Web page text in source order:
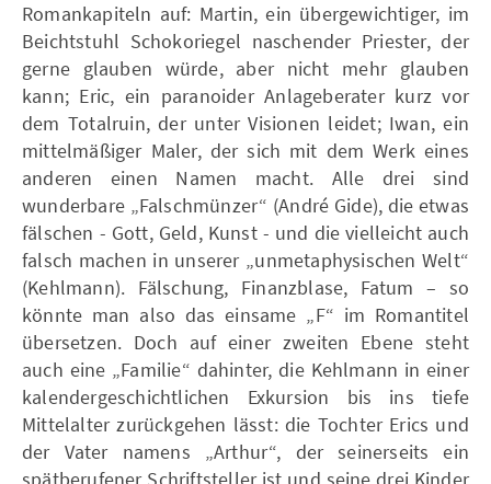
Romankapiteln auf: Martin, ein übergewichtiger, im
Beichtstuhl Schokoriegel naschender Priester, der
gerne glauben würde, aber nicht mehr glauben
kann; Eric, ein paranoider Anlageberater kurz vor
dem Totalruin, der unter Visionen leidet; Iwan, ein
mittelmäßiger Maler, der sich mit dem Werk eines
anderen einen Namen macht. Alle drei sind
wunderbare „Falschmünzer“ (André Gide), die etwas
fälschen - Gott, Geld, Kunst - und die vielleicht auch
falsch machen in unserer „unmetaphysischen Welt“
(Kehlmann). Fälschung, Finanzblase, Fatum – so
könnte man also das einsame „F“ im Romantitel
übersetzen. Doch auf einer zweiten Ebene steht
auch eine „Familie“ dahinter, die Kehlmann in einer
kalendergeschichtlichen Exkursion bis ins tiefe
Mittelalter zurückgehen lässt: die Tochter Erics und
der Vater namens „Arthur“, der seinerseits ein